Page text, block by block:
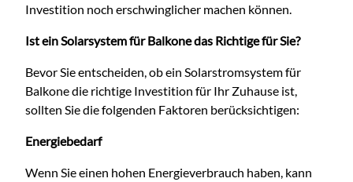
Investition noch erschwinglicher machen können.
Ist ein Solarsystem für Balkone das Richtige für Sie?
Bevor Sie entscheiden, ob ein Solarstromsystem für
Balkone die richtige Investition für Ihr Zuhause ist,
sollten Sie die folgenden Faktoren berücksichtigen:
Energiebedarf
Wenn Sie einen hohen Energieverbrauch haben, kann